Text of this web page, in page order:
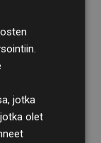
läpi
jotka
olet